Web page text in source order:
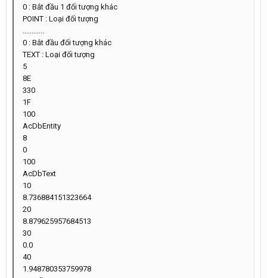
0 : Bắt đầu 1 đối tượng khác
POINT : Loại đối tượng
............
0 : Bắt đầu đối tượng khác
TEXT : Loại đối tượng
5
8E
330
1F
100
AcDbEntity
8
0
100
AcDbText
10
8.736884151323664
20
8.879625957684513
30
0.0
40
1.948780353759978